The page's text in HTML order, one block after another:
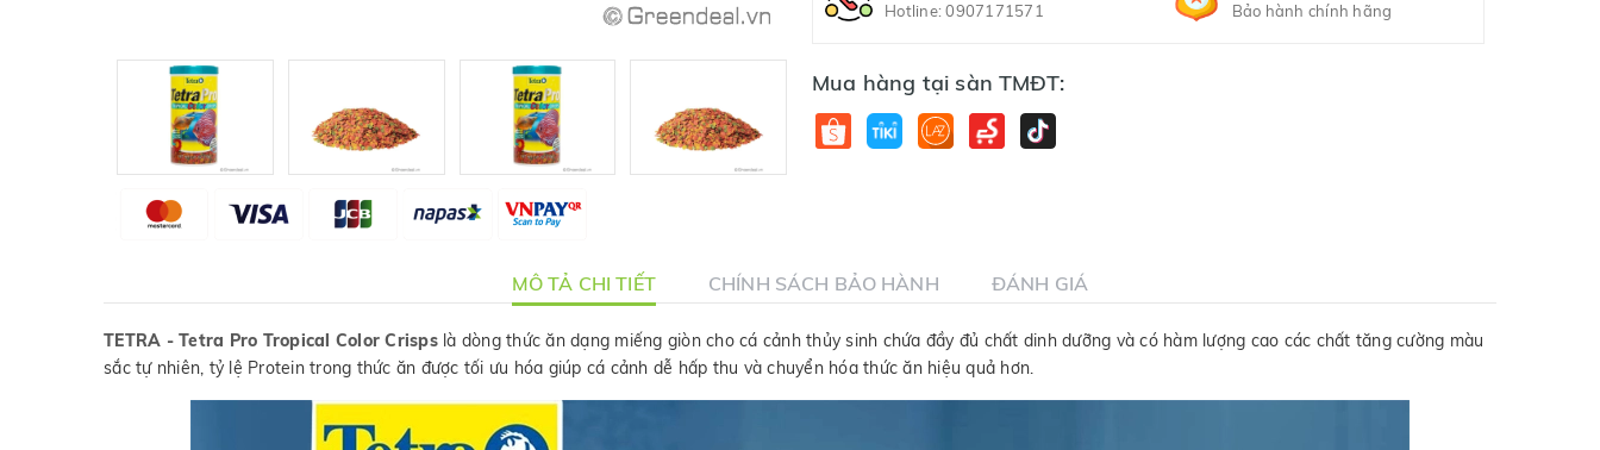
Hotline:0907171571 Bảo hành chính hãng
Mua hàng tại sàn TMĐT:
MÔ TẢ CHI TIẾT CHÍNH SÁCH BẢO HÀNH ĐÁNH GIÁ
TETRA - Tetra Pro Tropical Color Crispslà dòng thức ăn dạng miếng giòn cho cá cảnh thủy sinh chứa đầy đủ chất dinh dưỡng và có hàm lượng cao các chất tăng cường màu
sắc tự nhiên, tỷ lệ Protein trong thức ăn được tối ưu hóa giúp cá cảnh dễ hấp thu và chuyển hóa thức ăn hiệu quả hơn.